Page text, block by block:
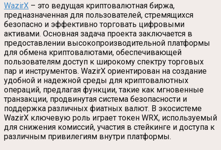
WazirX – это ведущая криптовалютная биржа,
предназначенная для пользователей, стремящихся
безопасно и эффективно торговать цифровыми
активами. Основная задача проекта заключается в
предоставлении высокопроизводительной платформы
для обмена криптовалютами, обеспечивающей
пользователям доступ к широкому спектру торговых
пар и инструментов. WazirX ориентирован на создание
удобной и надежной среды для криптовалютных
операций, предлагая функции, такие как мгновенные
транзакции, продвинутая система безопасности и
поддержка различных фиатных валют. В экосистеме
WazirX ключевую роль играет токен WRX, используемый
для снижения комиссий, участия в стейкинге и доступа к
различным привилегиям внутри платформы.